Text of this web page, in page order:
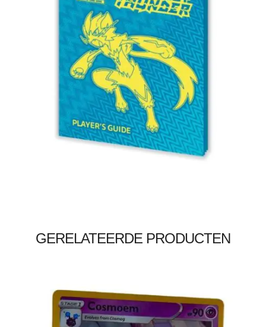
€15.99 €12.99
GERELATEERDE PRODUCTEN